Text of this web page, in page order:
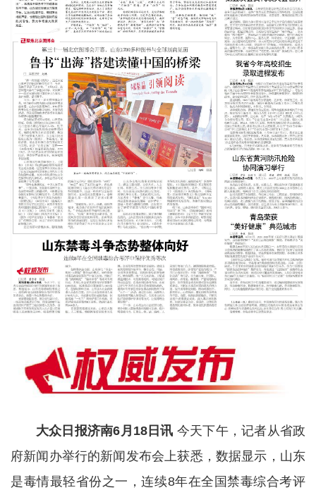
大众日报济南6月18日讯 今天下午，记者从省政
府新闻办举行的新闻发布会上获悉，数据显示，山东
是毒情最轻省份之一，连续8年在全国禁毒综合考评